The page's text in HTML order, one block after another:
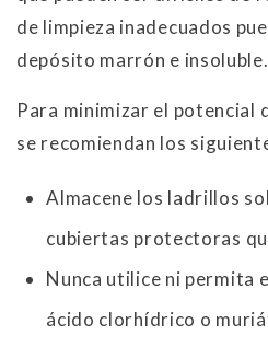
de limpieza inadecuados
depósito marrón e insoluble.
Para minimizar el potencial
se recomiendan los
Almacene los ladrillos
cubiertas protectoras
Nunca utilice ni permita
ácido clorhídrico o